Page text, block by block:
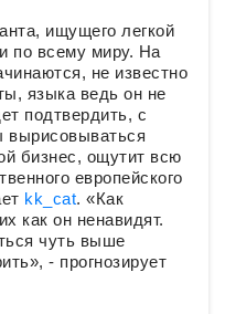
ищущего легкой
по всему миру. На
не известно
языка ведь он не
подтвердить, с
вырисовываться
бизнес, ощутит всю
европейского
kk_cat. «Как
как он ненавидят.
чуть выше
- прогнозирует